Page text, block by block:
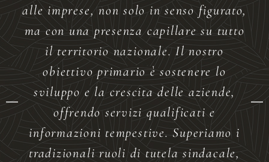
alle imprese, non solo in senso figurato,
ma con una presenza capillare su tutto
il territorio nazionale. Il nostro
obiettivo primario è sostenere lo
sviluppo e la crescita delle aziende,
offrendo servizi qualificati e
informazioni tempestive. Superiamo i
tradizionali ruoli di tutela sindacale,